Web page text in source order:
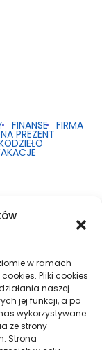
w ramach
Pliki cookies
naszej
jej funkcji, a po
wykorzystywane
ze strony
Strona
FINANSE FIRMA
PREZENT
działa
przejazdy
wydłużyć